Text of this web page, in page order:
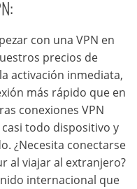
con una VPN en
precios de
activación inmediata,
más rápido que en
conexiones VPN
todo dispositivo y
¿Necesita conectarse
al viajar al extranjero?
internacional que